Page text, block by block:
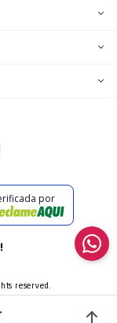
por
reserved.